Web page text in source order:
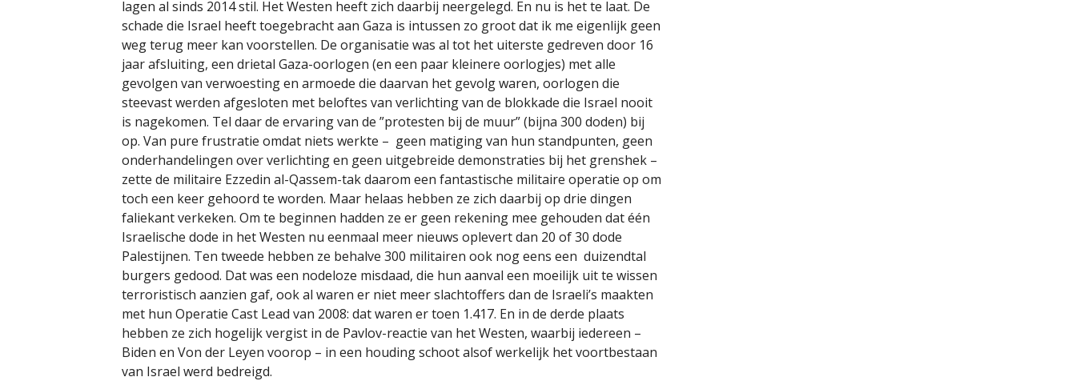
lagen al sinds 2014 stil. Het Westen heeft zich daarbij neergelegd. En nu is het te laat. De
schade die Israel heeft toegebracht aan Gaza is intussen zo groot dat ik me eigenlijk geen
weg terug meer kan voorstellen. De organisatie was al tot het uiterste gedreven door 16
jaar afsluiting, een drietal Gaza-oorlogen (en een paar kleinere oorlogjes) met alle
gevolgen van verwoesting en armoede die daarvan het gevolg waren, oorlogen die
steevast werden afgesloten met beloftes van verlichting van de blokkade die Israel nooit
is nagekomen. Tel daar de ervaring van de ”protesten bij de muur” (bijna 300 doden) bij
op. Van pure frustratie omdat niets werkte – geen matiging van hun standpunten, geen
onderhandelingen over verlichting en geen uitgebreide demonstraties bij het grenshek –
zette de militaire Ezzedin al-Qassem-tak daarom een fantastische militaire operatie op om
toch een keer gehoord te worden. Maar helaas hebben ze zich daarbij op drie dingen
faliekant verkeken. Om te beginnen hadden ze er geen rekening mee gehouden dat één
Israelische dode in het Westen nu eenmaal meer nieuws oplevert dan 20 of 30 dode
Palestijnen. Ten tweede hebben ze behalve 300 militairen ook nog eens een duizendtal
burgers gedood. Dat was een nodeloze misdaad, die hun aanval een moeilijk uit te wissen
terroristisch aanzien gaf, ook al waren er niet meer slachtoffers dan de Israeli’s maakten
met hun Operatie Cast Lead van 2008: dat waren er toen 1.417. En in de derde plaats
hebben ze zich hogelijk vergist in de Pavlov-reactie van het Westen, waarbij iedereen –
Biden en Von der Leyen voorop – in een houding schoot alsof werkelijk het voortbestaan
van Israel werd bedreigd.